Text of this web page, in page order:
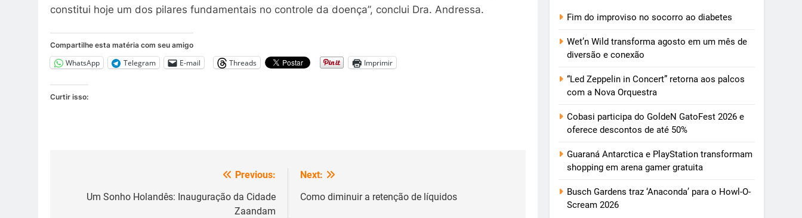
constitui hoje um dos pilares fundamentais no controle da doença”, conclui Dra. Andressa.
Compartilhe esta matéria com seu amigo
WhatsApp Telegram E-mail Threads Imprimir
Curtir isso:
Previous:
Um Sonho Holandês: Inauguração da Cidade
Zaandam
Next:
Como diminuir a retenção de líquidos
Fim do improviso no socorro ao diabetes
Wet’n Wild transforma agosto em um mês de
diversão e conexão
“Led Zeppelin in Concert” retorna aos palcos
com a Nova Orquestra
Cobasi participa do GoldeN GatoFest 2026 e
oferece descontos de até 50%
Guaraná Antarctica e PlayStation transformam
shopping em arena gamer gratuita
Busch Gardens traz ‘Anaconda’ para o Howl-O-
Scream 2026